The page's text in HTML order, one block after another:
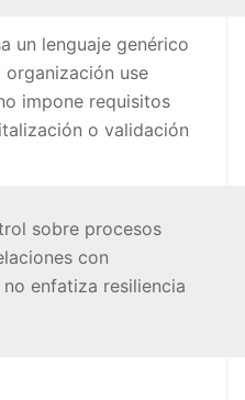
un lenguaje genérico
use
impone requisitos
o validación
sobre procesos
con
enfatiza resiliencia